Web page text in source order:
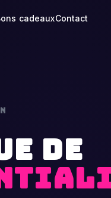
cadeauxContact
DE